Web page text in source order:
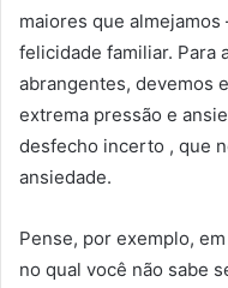
maiores que
felicidade familiar. Para
abrangentes, devemos
extrema pressão e
desfecho incerto , que
ansiedade.
Pense, por exemplo,
no qual você não sabe